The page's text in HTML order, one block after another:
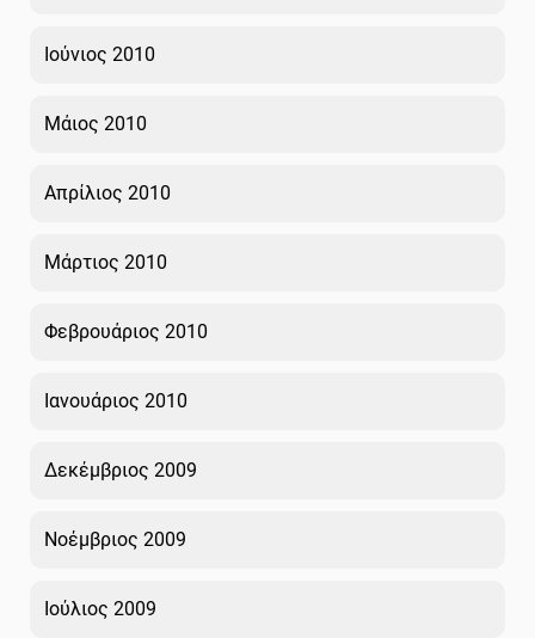
Ιούνιος 2010
Μάιος 2010
Απρίλιος 2010
Μάρτιος 2010
Φεβρουάριος 2010
Ιανουάριος 2010
Δεκέμβριος 2009
Νοέμβριος 2009
Ιούλιος 2009